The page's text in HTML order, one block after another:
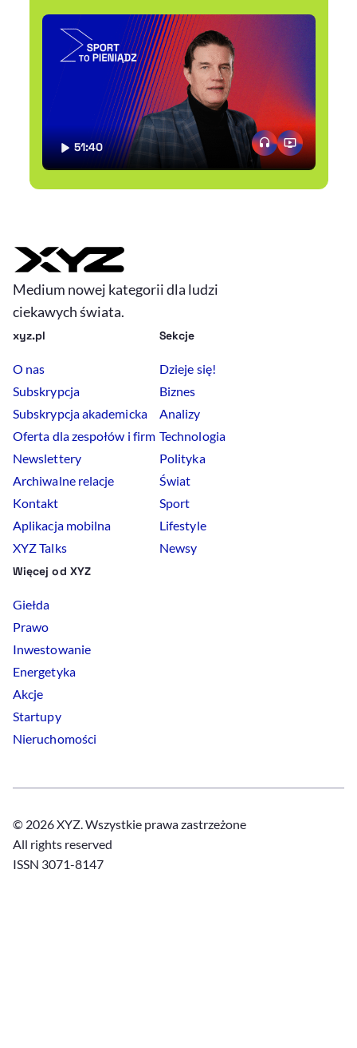
CZAS TRWANIA
51:40
Medium nowej kategorii dla ludzi
ciekawych świata.
xyz.pl
O nas
Subskrypcja
Subskrypcja akademicka
Oferta dla zespołów i firm
Newslettery
Archiwalne relacje
Kontakt
Aplikacja mobilna
XYZ Talks
Sekcje
Dzieje się!
Biznes
Analizy
Technologia
Polityka
Świat
Sport
Lifestyle
Newsy
Więcej od XYZ
Giełda
Prawo
Inwestowanie
Energetyka
Akcje
Startupy
Nieruchomości
© 2026 XYZ. Wszystkie prawa zastrzeżone
All rights reserved
ISSN 3071-8147